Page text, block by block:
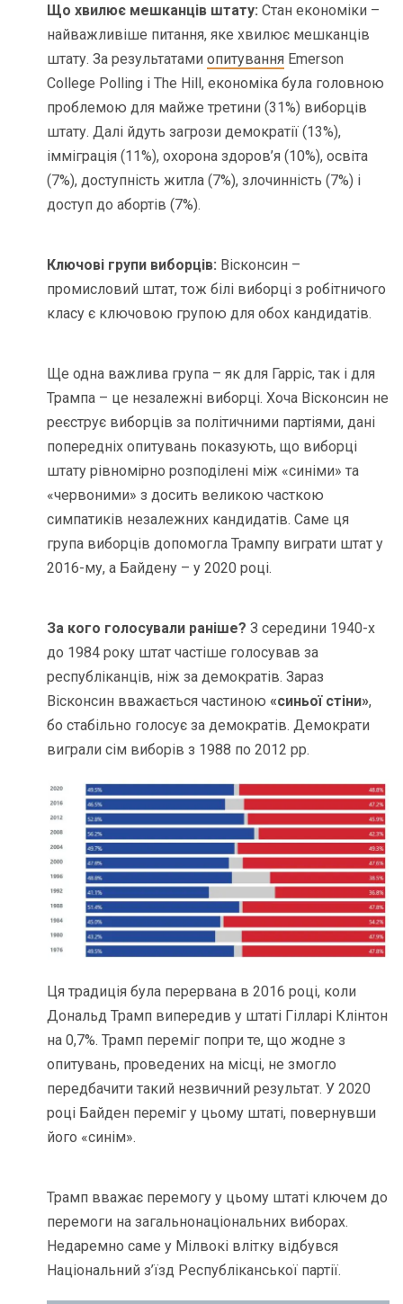
Що хвилює мешканців штату:Стан економіки –
найважливіше питання, яке хвилює мешканців
штату. За результатамиопитування Emerson
College Polling і The Hill, економіка була головною
проблемою для майже третини (31%) виборців
штату. Далі йдуть загрози демократії (13%),
імміграція (11%), охорона здоров’я (10%), освіта
(7%), доступність житла (7%), злочинність (7%) і
доступ до абортів (7%).
Ключові групи виборців: Вісконсин –
промисловий штат, тож білі виборці з робітничого
класу є ключовою групою для обох кандидатів.
Ще одна важлива група – як для Гарріс, так і для
Трампа – це незалежні виборці. Хоча Вісконсин не
реєструє виборців за політичними партіями, дані
попередніх опитувань показують, що виборці
штату рівномірно розподілені між «синіми» та
«червоними» з досить великою часткою
симпатиків незалежних кандидатів. Саме ця
група виборців допомогла Трампу виграти штат у
2016-му, а Байдену – у 2020 році.
За кого голосували раніше?З середини 1940-х
до 1984 року штат частіше голосував за
республіканців, ніж за демократів. Зараз
Вісконсин вважається частиною«синьої стіни»,
бо стабільно голосує за демократів. Демократи
виграли сім виборів з 1988 по 2012 рр.
Ця традиція була перервана в 2016 році, коли
Дональд Трамп випередив у штаті Гілларі Клінтон
на 0,7%. Трамп переміг попри те, що жодне з
опитувань, проведених на місці, не змогло
передбачити такий незвичний результат. У 2020
році Байден переміг у цьому штаті, повернувши
його «синім».
Трамп вважає перемогу у цьому штаті ключем до
перемоги на загальнонаціональних виборах.
Недаремно саме у Мілвокі влітку відбувся
Національний з’їзд Республіканської партії.